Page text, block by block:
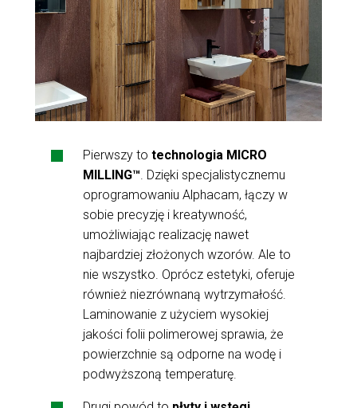
Pierwszy to technologia MICRO
MILLING™. Dzięki specjalistycznemu
oprogramowaniu Alphacam, łączy w
sobie precyzję i kreatywność,
umożliwiając realizację nawet
najbardziej złożonych wzorów. Ale to
nie wszystko. Oprócz estetyki, oferuje
również niezrównaną wytrzymałość.
Laminowanie z użyciem wysokiej
jakości folii polimerowej sprawia, że
powierzchnie są odporne na wodę i
podwyższoną temperaturę.